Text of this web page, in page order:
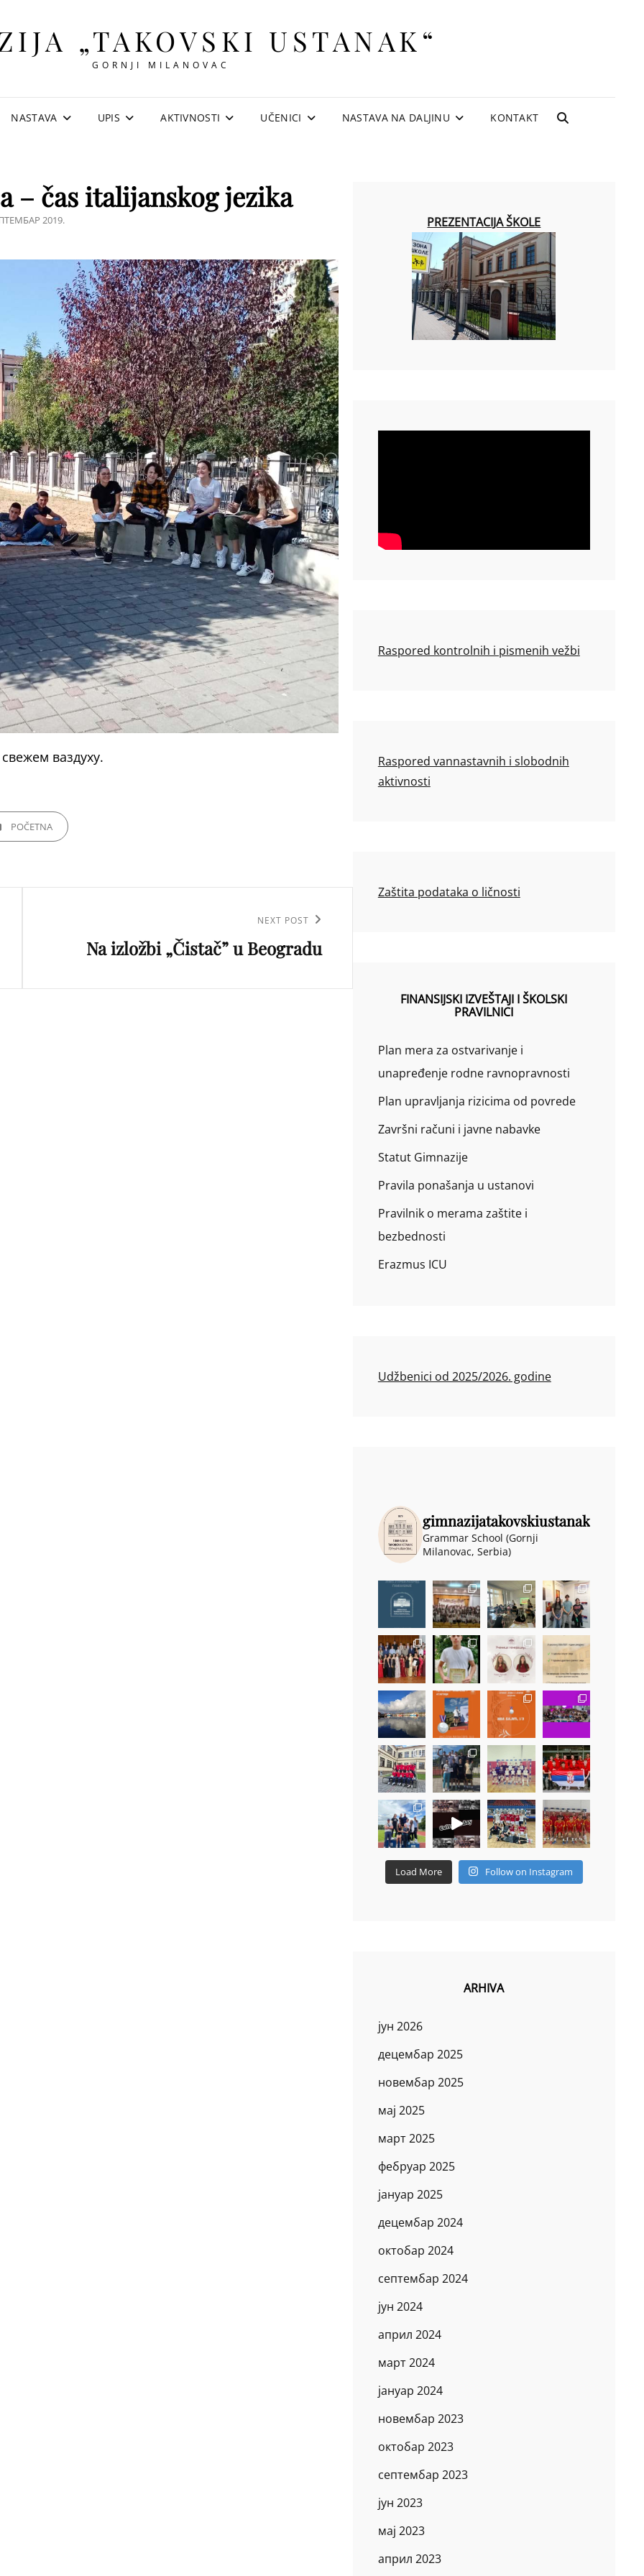
„TAKOVSKI USTANAK“
GORNJI MILANOVAC
NASTAVA UPIS AKTIVNOSTI UČENICI NASTAVA NA DALJINU KONTAKT
SEARCH
– čas italijanskog jezika
2019.
ваздуху.
POČETNA
NEXT POST
Na izložbi „Čistač” u Beogradu
PREZENTACIJA ŠKOLE
Raspored kontrolnih i pismenih vežbi
Raspored vannastavnih i slobodnih
aktivnosti
Zaštita podataka o ličnosti
FINANSIJSKI IZVEŠTAJI I ŠKOLSKI
PRAVILNICI
Plan mera za ostvarivanje i
unapređenje rodne ravnopravnosti
Plan upravljanja rizicima od povrede
Završni računi i javne nabavke
Statut Gimnazije
Pravila ponašanja u ustanovi
Pravilnik o merama zaštite i
bezbednosti
Erazmus ICU
Udžbenici od 2025/2026. godine
gimnazijatakovskiustanak
Grammar School (Gornji
Milanovac, Serbia)
Load More Follow on Instagram
ARHIVA
јун 2026
децембар 2025
новембар 2025
мај 2025
март 2025
фебруар 2025
јануар 2025
децембар 2024
октобар 2024
септембар 2024
јун 2024
април 2024
март 2024
јануар 2024
новембар 2023
октобар 2023
септембар 2023
јун 2023
мај 2023
април 2023